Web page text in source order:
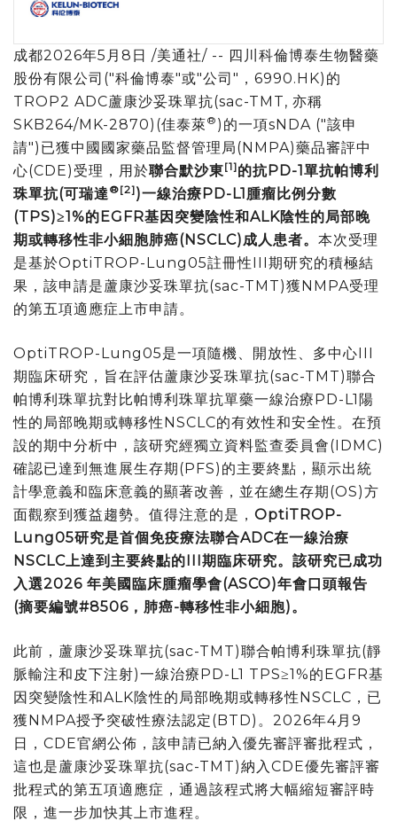
成都2026年5月8日 /美通社/ -- 四川 科倫博泰生物醫藥
股份有限公司("科倫博泰"或"公司"，6990.HK)的
TROP2 ADC蘆康沙妥珠單抗(sac-TMT, 亦稱
SKB264/MK-2870)(佳泰萊® )的一項sNDA ("該申
請")已獲中國國家藥品監督管理局(NMPA)藥品審評中
心(CDE)受理，用於聯合默沙東[1]的抗PD-1單抗帕博利
珠單抗(可瑞達 ®[2])一線治療PD-L1腫瘤比例分數
(TPS)≥1%的EGFR基因突變陰性和ALK陰性的局部晚
期或轉移性非小細胞肺癌(NSCLC)成人患者。 本次受理
是基於OptiTROP-Lung05註冊性III期研究的積極結
果，該申請是蘆康沙妥珠單抗(sac-TMT)獲NMPA受理
的第五項適應症上市申請。
OptiTROP-Lung05是一項隨機、開放性、多中心III
期臨床研究，旨在評估蘆康沙妥珠單抗(sac-TMT)聯合
帕博利珠單抗對比帕博利珠單抗單藥一線治療PD-L1陽
性的局部晚期或轉移性NSCLC的有效性和安全性。在預
設的期中分析中，該研究經獨立資料監查委員會(IDMC)
確認已達到無進展生存期(PFS)的主要終點，顯示出統
計學意義和臨床意義的顯著改善，並在總生存期(OS)方
面觀察到獲益趨勢。值得注意的是， OptiTROP-
Lung05研究是首個免疫療法聯合ADC在一線治療
NSCLC 上達到主要終點的III期臨床研究。該研究已成功
入選2026 年美國臨床腫瘤學會(ASCO)年會口頭報告
(摘要編號#8506 ，肺癌-轉移性非小細胞)。
此前，蘆康沙妥珠單抗(sac-TMT)聯合帕博利珠單抗(靜
脈輸注和皮下注射)一線治療PD-L1 TPS≥1%的EGFR基
因突變陰性和ALK陰性的局部晚期或轉移性NSCLC，已
獲NMPA授予突破性療法認定(BTD)。2026年4月9
日，CDE官網公佈，該申請已納入優先審評審批程式，
這也是蘆康沙妥珠單抗(sac-TMT)納入CDE優先審評審
批程式的第五項適應症，通過該程式將大幅縮短審評時
限， 進一步加快其上市進程。